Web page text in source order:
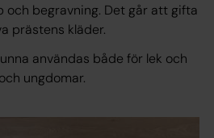
och begravning. Det går att gifta
prästens kläder.
användas både för lek och
ungdomar.